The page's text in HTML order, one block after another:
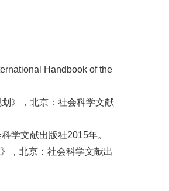
Handbook of the
》，北京：社会科学文献
学文献出版社2015年。
，北京：社会科学文献出